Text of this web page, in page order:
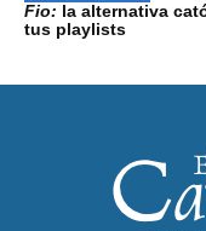
Fio: la alternativa
tus playlists